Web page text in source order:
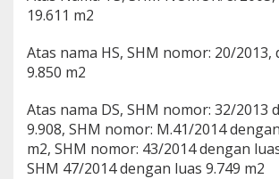
19.611 m2
Atas nama HS, SHM nomor: 20/2013,
9.850 m2
Atas nama DS, SHM nomor: 32/2013
9.908, SHM nomor: M.41/2014
m2, SHM nomor: 43/2014 dengan
SHM 47/2014 dengan luas 9.749 m2